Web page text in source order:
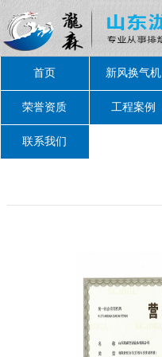
首页 新风换气机
荣誉资质 工程案例
联系我们